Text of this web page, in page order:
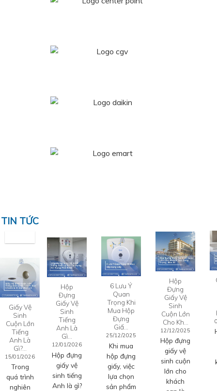
TIN TỨC
Giấy Vệ
Sinh
Cuộn Lớn
Tiếng
Anh Là
Gì?…
15/01/2026
Trong
quá trình
nghiên
Hộp
Đựng
Giấy Vệ
Sinh
Tiếng
Anh Là
Gì…
12/01/2026
Hộp đựng
giấy vệ
sinh tiếng
Anh là gì?
6 Lưu Ý
Quan
Trọng Khi
Mua Hộp
Đựng
Giấ…
25/12/2025
Khi mua
hộp đựng
giấy, việc
lựa chọn
sản phẩm
Hộp
Đựng
Giấy Vệ
Sinh
Cuộn Lớn
Cho Kh…
12/12/2025
Hộp đựng
giấy vệ
sinh cuộn
lớn cho
khách